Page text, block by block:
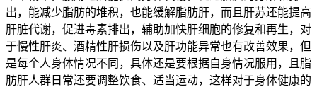
出，能减少脂肪的堆积，也能缓解脂肪肝，而且肝苏还能提高
肝脏代谢，促进毒素排出，辅助加快肝细胞的修复和再生，对
于慢性肝炎、酒精性肝损伤以及肝功能异常也有改善效果，但
是每个人身体情况不同，具体还是要根据自身情况服用，且脂
肪肝人群日常还要调整饮食、适当运动，这样对于身体健康的